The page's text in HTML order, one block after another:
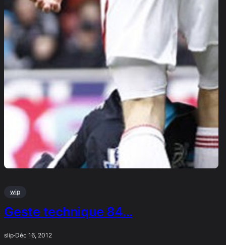
wip
Geste technique 84…
slip·Déc 16, 2012